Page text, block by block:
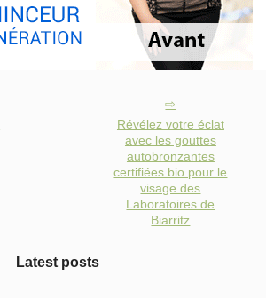
Révélez votre éclat
avec les gouttes
autobronzantes
certifiées bio pour le
visage des
Laboratoires de
Biarritz
Latest posts